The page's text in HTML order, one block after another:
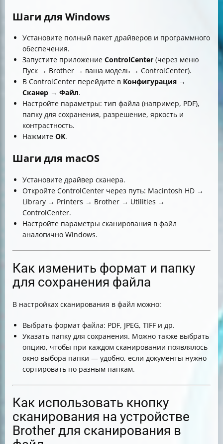
Шаги для Windows
Установите полный пакет драйверов и программного
обеспечения.
Запустите приложение ControlCenter (через меню
Пуск → Brother → ваша модель → ControlCenter).
В ControlCenter перейдите в Конфигурация →
Сканер → Файл.
Настройте параметры: тип файла (например, PDF),
папку для сохранения, разрешение, яркость и
контрастность.
Нажмите OK.
Шаги для macOS
Установите драйвер сканера.
Откройте ControlCenter через путь: Macintosh HD →
Library → Printers → Brother → Utilities →
ControlCenter.
Настройте параметры сканирования в файл
аналогично Windows.
Как изменить формат и папку
для сохранения файла
В настройках сканирования в файл можно:
Выбрать формат файла: PDF, JPEG, TIFF и др.
Указать папку для сохранения. Можно также выбрать
опцию, чтобы при каждом сканировании появлялось
окно выбора папки — удобно, если документы нужно
сортировать по разным папкам.
Как использовать кнопку
сканирования на устройстве
Brother для сканирования в